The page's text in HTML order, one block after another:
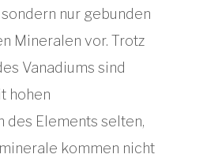
nur gebunden
Mineralen vor. Trotz
Vanadiums sind
hohen
des Elements selten,
kommen nicht